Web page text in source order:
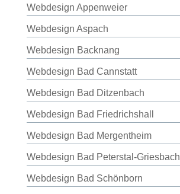
Webdesign Appenweier
Webdesign Aspach
Webdesign Backnang
Webdesign Bad Cannstatt
Webdesign Bad Ditzenbach
Webdesign Bad Friedrichshall
Webdesign Bad Mergentheim
Webdesign Bad Peterstal-Griesbach
Webdesign Bad Schönborn